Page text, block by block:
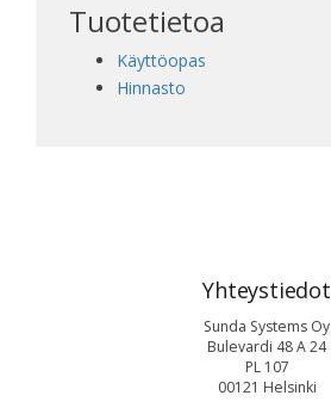
Tuotetietoa
Käyttöopas
Hinnasto
Yhteystiedot
Sunda Systems Oy
Bulevardi 48 A 24
PL 107
00121 Helsinki